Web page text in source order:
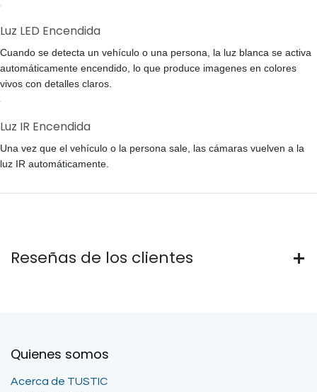
Luz LED Encendida
Cuando se detecta un vehículo o una persona, la luz blanca se activa
automáticamente encendido, lo que produce imagenes en colores
vivos con detalles claros.
Luz IR Encendida
Una vez que el vehículo o la persona sale, las cámaras vuelven a la
luz IR automáticamente.
Reseñas de los clientes
Quienes somos
Acerca de TUSTIC